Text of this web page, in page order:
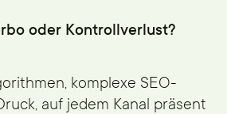
oder Kontrollverlust?
komplexe SEO-
auf jedem Kanal präsent